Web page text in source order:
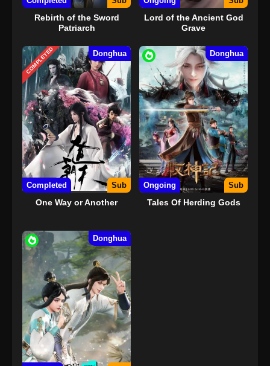
Rebirth of the Sword
Patriarch
Lord of the Ancient God
Grave
COMPLETED Donghua
Completed Sub
One Way or Another
Donghua
Ongoing Sub
Tales Of Herding Gods
Donghua